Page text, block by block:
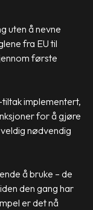
uten å nevne
fra EU til
første
implementert,
for å gjøre
nødvendig
å bruke – de
den gang har
er det nå